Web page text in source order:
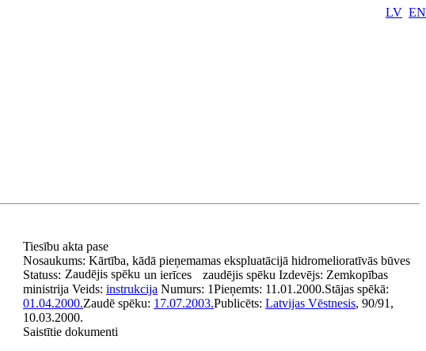
LV EN
Tiesību akta pase
Nosaukums: Kārtība, kādā pieņemamas ekspluatācijā hidromelioratīvās būves
un ierīces
Statuss: Zaudējis spēku zaudējis spēku Izdevējs: Zemkopības
ministrija Veids: instrukcija Numurs: 1Pieņemts: 11.01.2000.Stājas spēkā:
01.04.2000.Zaudē spēku: 17.07.2003.Publicēts: Latvijas Vēstnesis, 90/91,
10.03.2000.
Saistītie dokumenti